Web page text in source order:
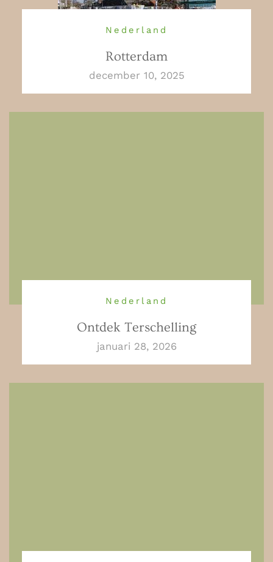
Nederland
Rotterdam
december 10, 2025
Nederland
Ontdek Terschelling
januari 28, 2026